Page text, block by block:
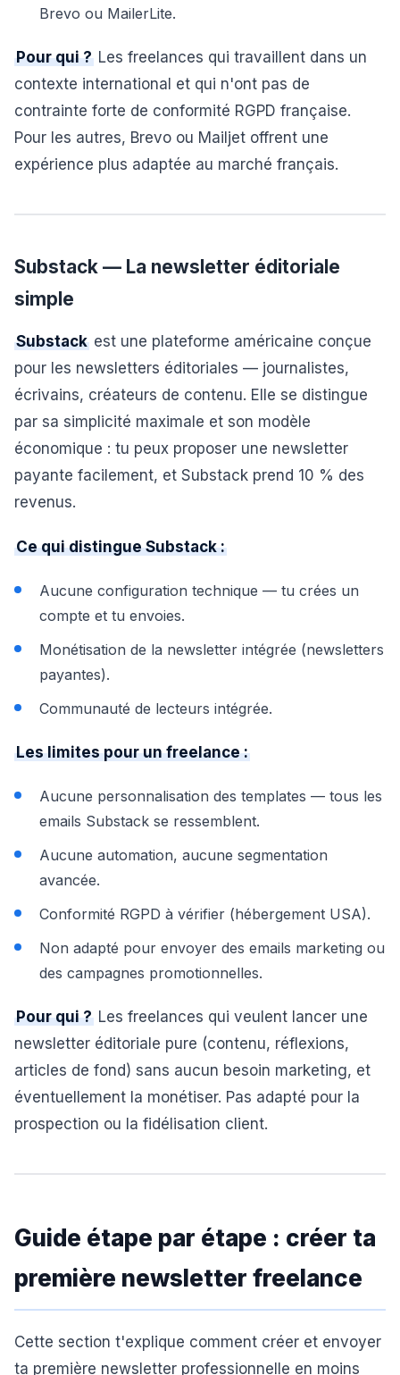
Brevo ou MailerLite.
Pour qui ? Les freelances qui travaillent dans un
contexte international et qui n'ont pas de
contrainte forte de conformité RGPD française.
Pour les autres, Brevo ou Mailjet offrent une
expérience plus adaptée au marché français.
Substack — La newsletter éditoriale
simple
Substack est une plateforme américaine conçue
pour les newsletters éditoriales — journalistes,
écrivains, créateurs de contenu. Elle se distingue
par sa simplicité maximale et son modèle
économique : tu peux proposer une newsletter
payante facilement, et Substack prend 10 % des
revenus.
Ce qui distingue Substack :
Aucune configuration technique — tu crées un
compte et tu envoies.
Monétisation de la newsletter intégrée (newsletters
payantes).
Communauté de lecteurs intégrée.
Les limites pour un freelance :
Aucune personnalisation des templates — tous les
emails Substack se ressemblent.
Aucune automation, aucune segmentation
avancée.
Conformité RGPD à vérifier (hébergement USA).
Non adapté pour envoyer des emails marketing ou
des campagnes promotionnelles.
Pour qui ? Les freelances qui veulent lancer une
newsletter éditoriale pure (contenu, réflexions,
articles de fond) sans aucun besoin marketing, et
éventuellement la monétiser. Pas adapté pour la
prospection ou la fidélisation client.
Guide étape par étape : créer ta
première newsletter freelance
Cette section t'explique comment créer et envoyer
ta première newsletter professionnelle en moins